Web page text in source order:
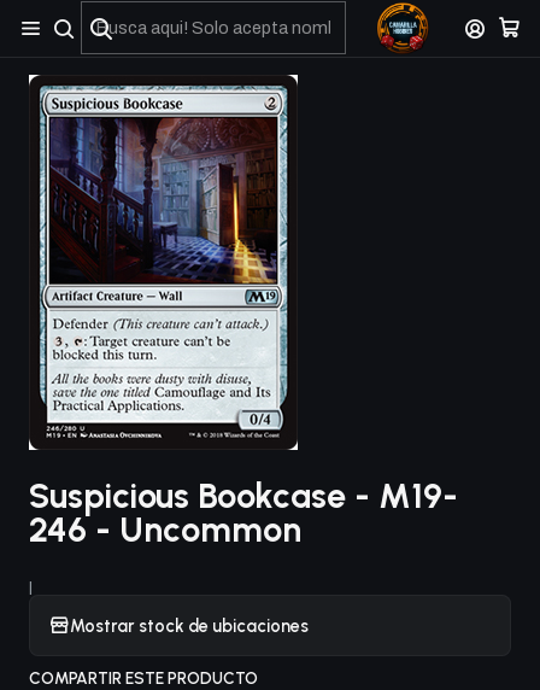
No olviden reportar sus depositos y transferencias por Whatsapp
Suspicious Bookcase - M19-
246 - Uncommon
|
Mostrar stock de ubicaciones
COMPARTIR ESTE PRODUCTO